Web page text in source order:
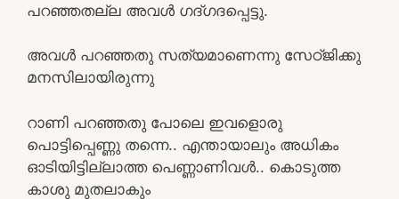
പറഞ്ഞതല്ല അവൾ ഗദ്ഗദപ്പെട്ടു.
അവൾ പറഞ്ഞതു സത്യമാണെന്നു സേഠ്ജിക്കു
മനസിലായിരുന്നു
റാണി പറഞ്ഞതു പോലെ ഇവളൊരു
പൊട്ടിപ്പെണ്ണു തന്നെ.. എന്തായാലും അധികം
ഓടിയിട്ടില്ലാത്ത പെണ്ണാണിവൾ.. കൊടുത്ത
കാശു മുതലാകും